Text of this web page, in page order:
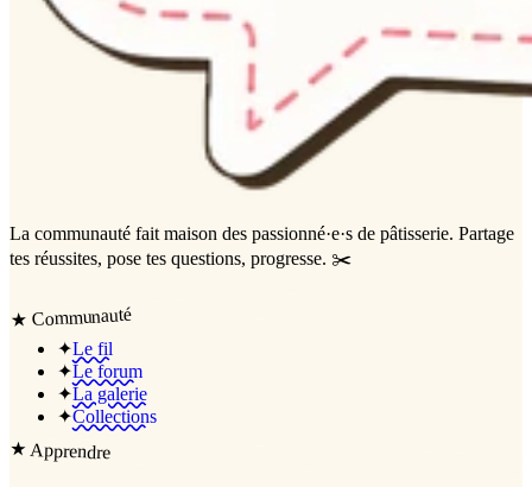
La communauté fait maison des passionné·e·s de pâtisserie. Partage
tes réussites, pose tes questions, progresse. ✂️
★ Communauté
✦Le fil
✦Le forum
✦La galerie
✦Collections
★Apprendre